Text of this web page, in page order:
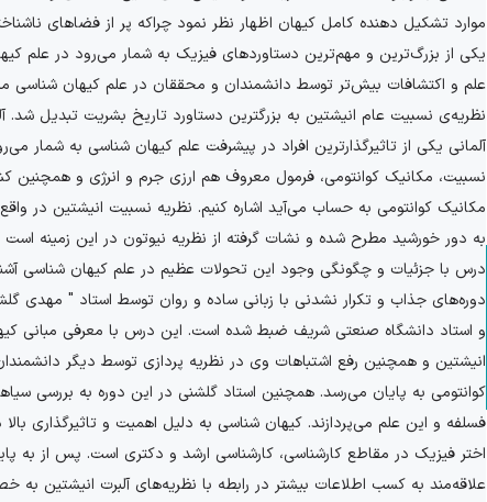
موارد تشکیل دهنده کامل کیهان اظهار نظر نمود چراکه پر از فضاهای
یکی از بزرگ‌ترین و مهم‌ترین دستاوردهای فیزیک به شمار می‌رود در علم
علم و اکتشافات بیش‌تر توسط دانشمندان و محققان در علم کیهان شناسی
نظریه‌ی نسبیت عام انیشتین به بزرگترین دستاورد تاریخ بشریت تبدیل شد.
آلمانی یکی از تاثیرگذارترین افراد در پیشرفت علم کیهان شناسی به شمار
نسبیت، مکانیک کوانتومی، فرمول معروف هم ارزی جرم و انرژی و همچنین
مکانیک کوانتومی به حساب می‌آید اشاره کنیم. نظریه نسبیت انیشتین در
به دور خورشید مطرح شده و نشات گرفته از نظریه نیوتون در این زمینه
دوره‌های جذاب و تکرار نشدنی با زبانی ساده و روان توسط استاد " مهدی
و استاد دانشگاه صنعتی شریف ضبط شده است. این درس با معرفی مبانی
انیشتین و همچنین رفع اشتباهات وی در نظریه پردازی توسط دیگر
کوانتومی به پایان می‌رسد. همچنین استاد گلشنی در این دوره به بررسی
فسلفه و این علم می‌پردازند. کیهان شناسی به دلیل اهمیت و تاثیرگذاری
علاقه‌مند به کسب اطلاعات بیشتر در رابطه با نظریه‌های آلبرت انیشتین